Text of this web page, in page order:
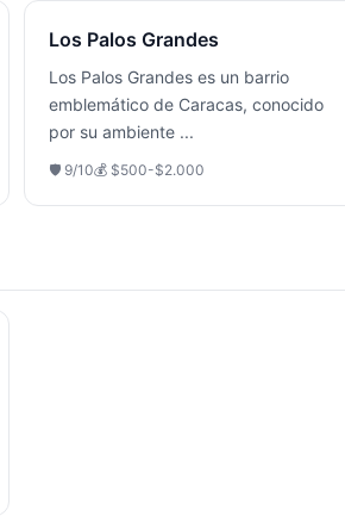
Los Palos Grandes
Los Palos Grandes es un barrio
emblemático de Caracas, conocido
por su ambiente ...
🛡️ 9/10💰 $500-$2.000